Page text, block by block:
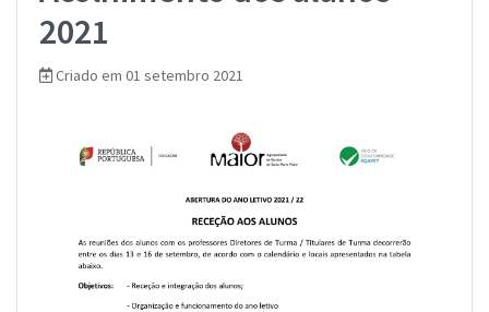
2021
Criado em 01 setembro 2021